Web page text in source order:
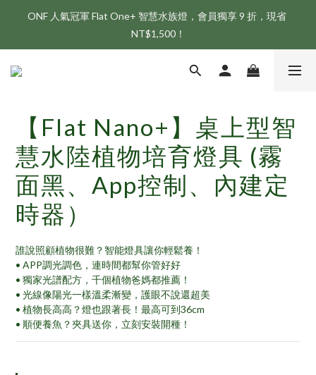
新會員享首購折 $100 優惠，立即點我註冊！！
ONF 人氣冠軍 Flat One+ 智慧水族燈，會員獨享 9 折，現省
NT$1,500！
新會員享首購折 $100 優惠，立即點我註冊！！
【Flat Nano+】桌上型智
慧水陸植物培育燈具 (霧
面黑、App控制、內建定
時器）
誰說照顧植物很難？智能燈具讓你輕鬆養！
• APP調光調色，連時間都幫你管好好
• 獨家光譜配方，千個植物爸媽都推薦！
• 光線像陽光一樣溫柔漸變，護眼不說還超美
• 植物長高高？燈也跟著長！最高可到36cm
• 順便養魚？夾具送你，立刻安裝開種！